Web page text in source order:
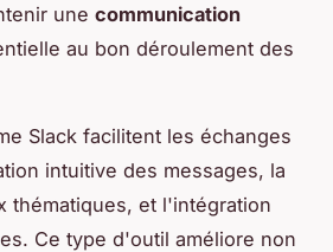
une communication
au bon déroulement des
Slack facilitent les échanges
intuitive des messages, la
thématiques, et l'intégration
Ce type d'outil améliore non